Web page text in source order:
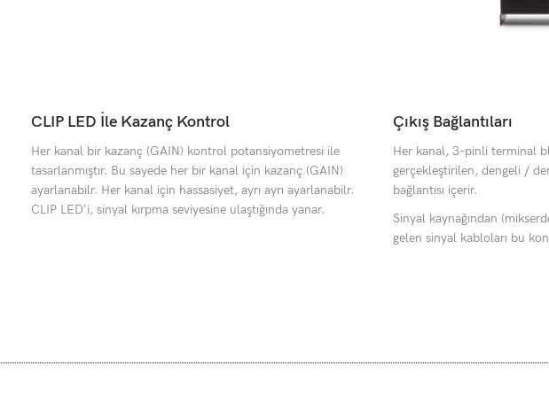
CLIP LED İle Kazanç Kontrol
Her kanal bir kazanç (GAIN) kontrol potansiyometresi ile
tasarlanmıştır. Bu sayede her bir kanal için kazanç (GAIN)
ayarlanabilr. Her kanal için hassasiyet, ayrı ayrı ayarlanabilr.
CLIP LED'i, sinyal kırpma seviyesine ulaştığında yanar.
Çıkış Bağlantıları
Her kanal, 3-pinli terminal
gerçekleştirilen, dengeli /
bağlantısı içerir.
Sinyal kaynağından
gelen sinyal kabloları bu